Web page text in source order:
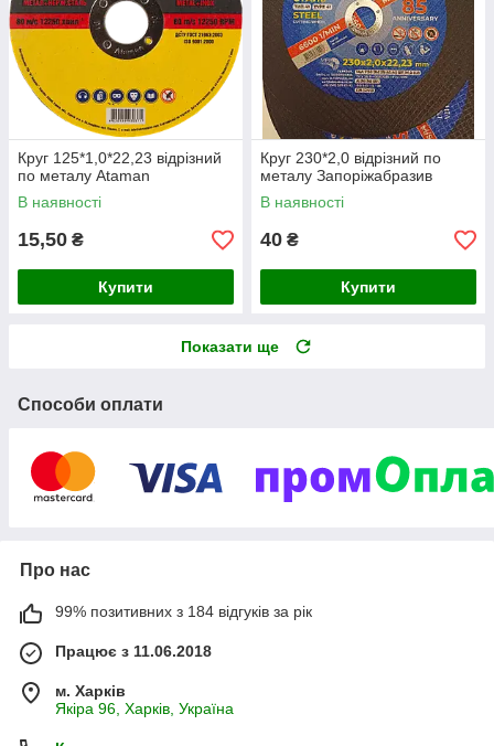
Круг 125*1,0*22,23 відрізний
по металу Ataman
В наявності
15,50 ₴
Купити
Круг 230*2,0 відрізний по
металу Запоріжабразив
В наявності
40 ₴
Купити
Показати ще
Способи оплати
Про нас
99% позитивних з 184 відгуків за рік
Працює з 11.06.2018
м. Харків
Якіра 96, Харків, Україна